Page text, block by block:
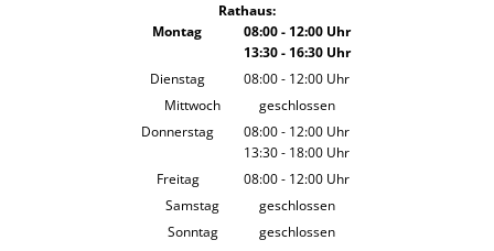
Rathaus:
Montag
08:00- 12:00Uhr
Von 08:00 bis 12:00 Uhr
13:30- 16:30Uhr
Von 13:30 bis 16:30 Uhr
Dienstag 08:00- 12:00 Uhr
Von 08:00 bis 12:00 Uhr
Mittwoch
geschlossen
Donnerstag
08:00- 12:00 Uhr
Von 08:00 bis 12:00 Uhr
13:30- 18:00 Uhr
Von 13:30 bis 18:00 Uhr
Freitag 08:00- 12:00 Uhr
Von 08:00 bis 12:00 Uhr
Samstag
geschlossen
Sonntag
geschlossen